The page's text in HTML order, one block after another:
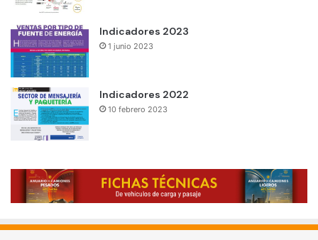
Indicadores 2023
1 junio 2023
Indicadores 2022
10 febrero 2023